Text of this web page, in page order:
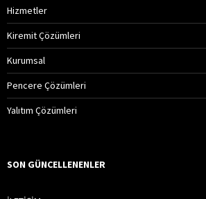
Hizmetler
Kiremit Çözümleri
Kurumsal
Pencere Çözümleri
Yalıtım Çözümleri
SON GÜNCELLENENLER